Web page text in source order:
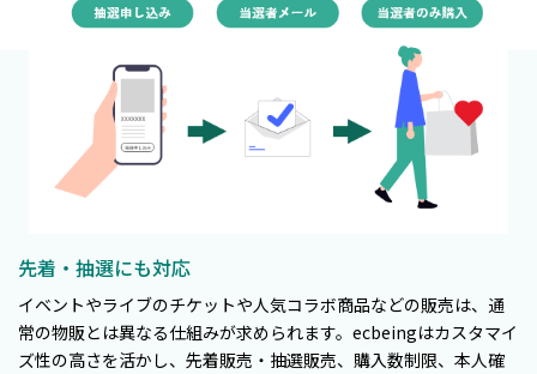
先着・抽選にも対応
イベントやライブのチケットや人気コラボ商品などの販売は、通
常の物販とは異なる仕組みが求められます。ecbeingはカスタマイ
ズ性の高さを活かし、先着販売・抽選販売、購入数制限、本人確